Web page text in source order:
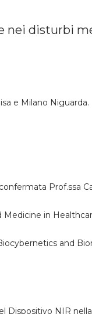
nei disturbi
e Milano Niguarda.
Prof.ssa
in
and
Dispositivo NIR